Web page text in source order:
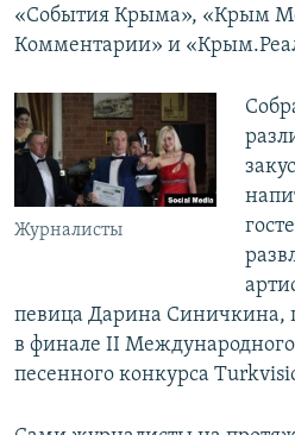
«События Крыма», «Крым
Комментарии» и
Журналисты
певица Дарина Синичкина,
в финале II Международного
песенного конкурса